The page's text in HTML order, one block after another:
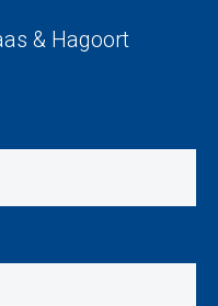
& Hagoort